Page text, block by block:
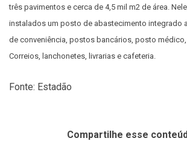
três pavimentos e cerca de 4,5 mil m2 de área.
instalados um posto de abastecimento integrado
de conveniência, postos bancários, posto
Correios, lanchonetes, livrarias e cafeteria.
Fonte: Estadão
Compartilhe esse